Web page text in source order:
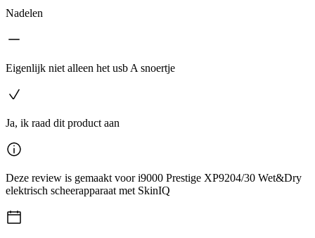
Nadelen
Eigenlijk niet alleen het usb A snoertje
Ja, ik raad dit product aan
Deze review is gemaakt voor i9000 Prestige XP9204/30 Wet&Dry
elektrisch scheerapparaat met SkinIQ